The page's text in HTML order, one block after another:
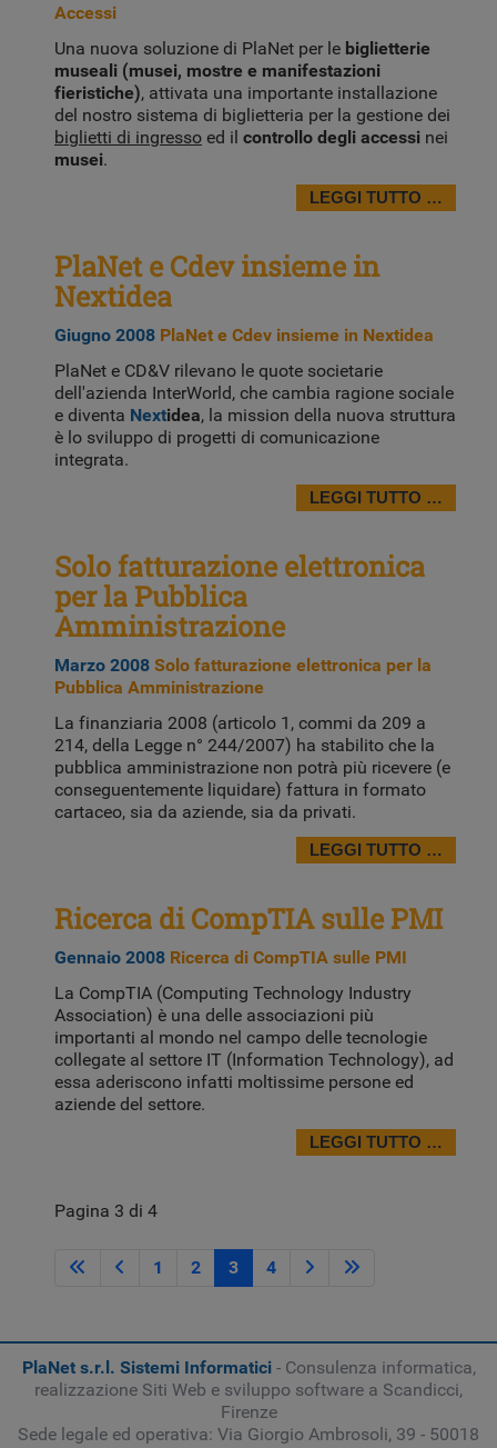
Accessi
Una nuova soluzione di PlaNet per le biglietterie
museali (musei, mostre e manifestazioni
fieristiche), attivata una importante installazione
del nostro sistema di biglietteria per la gestione dei
biglietti di ingresso ed il controllo degli accessi nei
musei.
LEGGI TUTTO …
PlaNet e Cdev insieme in
Nextidea
Giugno 2008 PlaNet e Cdev insieme in Nextidea
PlaNet e CD&V rilevano le quote societarie
dell'azienda InterWorld, che cambia ragione sociale
e diventa Nextidea, la mission della nuova struttura
è lo sviluppo di progetti di comunicazione
integrata.
LEGGI TUTTO …
Solo fatturazione elettronica
per la Pubblica
Amministrazione
Marzo 2008 Solo fatturazione elettronica per la
Pubblica Amministrazione
La finanziaria 2008 (articolo 1, commi da 209 a
214, della Legge n° 244/2007) ha stabilito che la
pubblica amministrazione non potrà più ricevere (e
conseguentemente liquidare) fattura in formato
cartaceo, sia da aziende, sia da privati.
LEGGI TUTTO …
Ricerca di CompTIA sulle PMI
Gennaio 2008 Ricerca di CompTIA sulle PMI
La CompTIA (Computing Technology Industry
Association) è una delle associazioni più
importanti al mondo nel campo delle tecnologie
collegate al settore IT (Information Technology), ad
essa aderiscono infatti moltissime persone ed
aziende del settore.
LEGGI TUTTO …
Pagina 3 di 4
1 2 3 4
PlaNet s.r.l. Sistemi Informatici- Consulenza informatica,
realizzazione Siti Web e sviluppo software a Scandicci,
Firenze
Sede legale ed operativa: Via Giorgio Ambrosoli, 39 - 50018